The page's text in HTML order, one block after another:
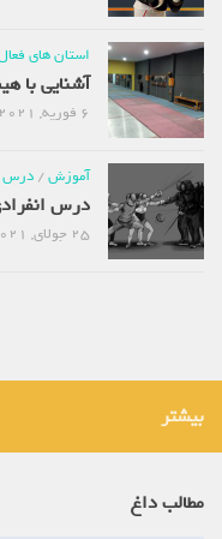
استان های
آشنایی با
6 فوریه, 2021
آموزش/ درس
درس
25 جولای, 2021
بیشتر
مطالب داغ